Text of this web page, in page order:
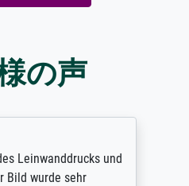
の声
Leinwanddrucks und
Bild wurde sehr